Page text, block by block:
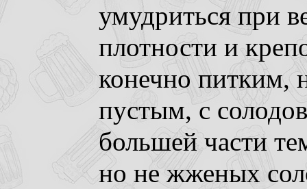
умудриться при
плотности и
конечно питким,
пустым, с
большей части
но не жженых